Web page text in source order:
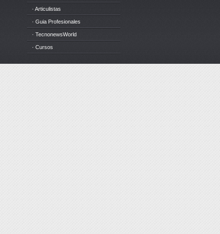
· Articulistas
· Guia Profesionales
· TecnonewsWorld
· Cursos